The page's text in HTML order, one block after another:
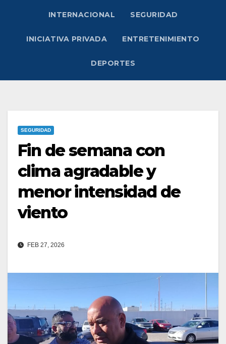
INTERNACIONAL SEGURIDAD
INICIATIVA PRIVADA ENTRETENIMIENTO
DEPORTES
SEGURIDAD
Fin de semana con
clima agradable y
menor intensidad de
viento
FEB 27, 2026